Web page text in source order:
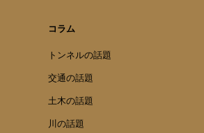
コラム
トンネルの話題
交通の話題
土木の話題
川の話題